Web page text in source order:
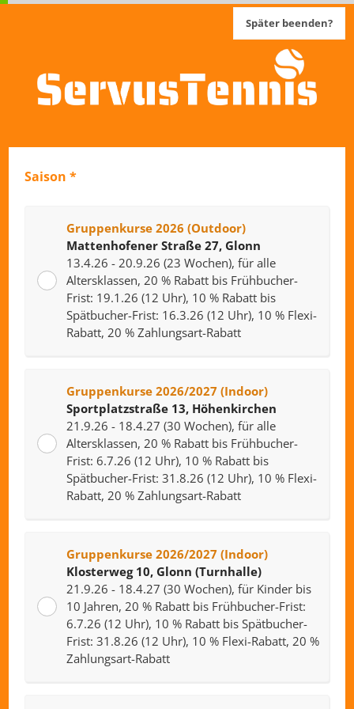
Später beenden?
Saison *
Gruppenkurse 2026 (Outdoor)
Mattenhofener Straße 27, Glonn
13.4.26 - 20.9.26 (23 Wochen), für alle
Altersklassen, 20 % Rabatt bis Frühbucher-
Frist: 19.1.26 (12 Uhr), 10 % Rabatt bis
Spätbucher-Frist: 16.3.26 (12 Uhr), 10 % Flexi-
Rabatt, 20 % Zahlungsart-Rabatt
Gruppenkurse 2026/2027 (Indoor)
Sportplatzstraße 13, Höhenkirchen
21.9.26 - 18.4.27 (30 Wochen), für alle
Altersklassen, 20 % Rabatt bis Frühbucher-
Frist: 6.7.26 (12 Uhr), 10 % Rabatt bis
Spätbucher-Frist: 31.8.26 (12 Uhr), 10 % Flexi-
Rabatt, 20 % Zahlungsart-Rabatt
Gruppenkurse 2026/2027 (Indoor)
Klosterweg 10, Glonn (Turnhalle)
21.9.26 - 18.4.27 (30 Wochen), für Kinder bis
10 Jahren, 20 % Rabatt bis Frühbucher-Frist:
6.7.26 (12 Uhr), 10 % Rabatt bis Spätbucher-
Frist: 31.8.26 (12 Uhr), 10 % Flexi-Rabatt, 20 %
Zahlungsart-Rabatt